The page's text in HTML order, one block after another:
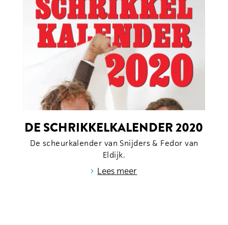
DE SCHRIKKELKALENDER 2020
De scheurkalender van Snijders & Fedor van
Eldijk.
› Lees meer